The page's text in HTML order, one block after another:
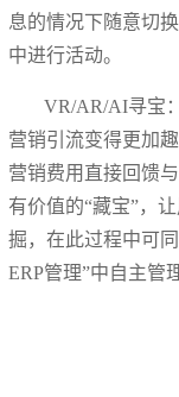
息的情况下随意切
中进行活动。
VR/AR/AI寻宝
营销引流变得更加
营销费用直接回馈
有价值的“藏宝”，
掘，在此过程中可
ERP管理”中自主管